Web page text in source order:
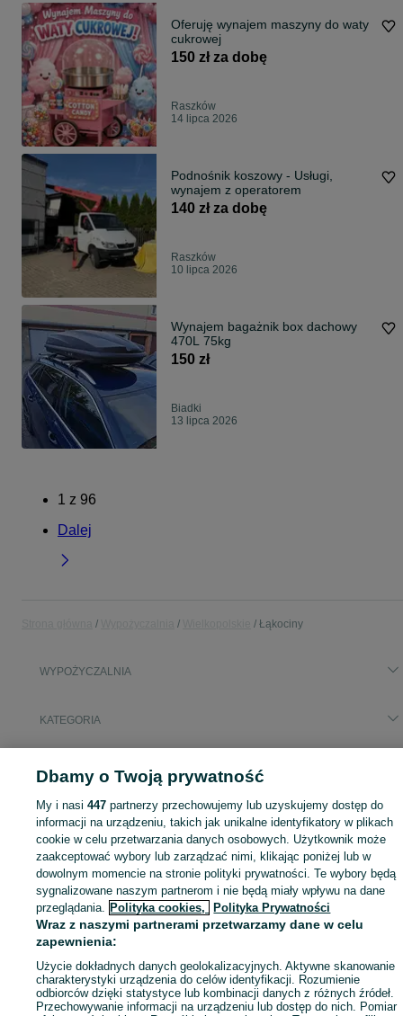
Oferuję wynajem maszyny do waty
cukrowej
150 zł za dobę
Raszków
14 lipca 2026
Podnośnik koszowy - Usługi,
wynajem z operatorem
140 zł za dobę
Raszków
10 lipca 2026
Wynajem bagażnik box dachowy
470L 75kg
150 zł
Biadki
13 lipca 2026
1 z 96
Dalej
Łąkociny
WYPOŻYCZALNIA
KATEGORIA
Mapa kategorii
Mapa miejscowości
Mapa ministron
Popularne wyszukiwania
Dbamy o Twoją prywatność
My i nasi447 partnerzy przechowujemy lub uzyskujemy dostęp do
informacji na urządzeniu, takich jak unikalne identyfikatory w plikach
cookie w celu przetwarzania danych osobowych. Użytkownik może
zaakceptować wybory lub zarządzać nimi, klikając poniżej lub w
dowolnym momencie na stronie polityki prywatności. Te wybory będą
sygnalizowane naszym partnerom i nie będą miały wpływu na dane
przeglądania. Polityka cookies, Polityka Prywatności
Wraz z naszymi partnerami przetwarzamy dane w celu
zapewnienia:
Użycie dokładnych danych geolokalizacyjnych. Aktywne skanowanie
charakterystyki urządzenia do celów identyfikacji. Rozumienie
odbiorców dzięki statystyce lub kombinacji danych z różnych źródeł.
Przechowywanie informacji na urządzeniu lub dostęp do nich. Pomiar